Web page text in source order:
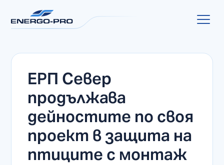
ЕРП Север
продължава
дейностите по своя
проект в защита на
птиците с монтаж